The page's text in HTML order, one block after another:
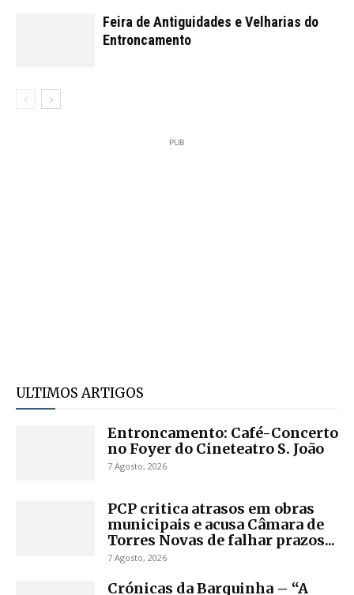
Feira de Antiguidades e Velharias do
Entroncamento
PUB
ULTIMOS ARTIGOS
Entroncamento: Café-Concerto
no Foyer do Cineteatro S. João
7 Agosto, 2026
PCP critica atrasos em obras
municipais e acusa Câmara de
Torres Novas de falhar prazos...
7 Agosto, 2026
Crónicas da Barquinha – “A